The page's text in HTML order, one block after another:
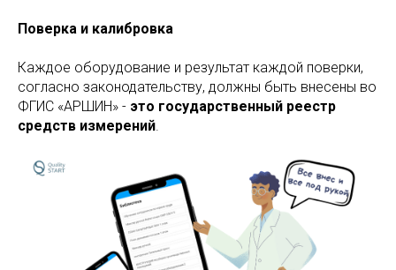
Поверка и калибровка
Каждое оборудование и результат каждой поверки,
согласно законодательству, должны быть внесены во
ФГИС «АРШИН» - это государственный реестр
средств измерений.